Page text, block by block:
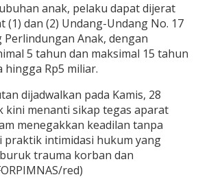
anak, pelaku dapat dijerat
(1) dan (2) Undang-Undang No. 17
Anak, dengan
5 tahun dan maksimal 15 tahun
hingga Rp5 miliar.
dijadwalkan pada Kamis, 28
kini menanti sikap tegas aparat
menegakkan keadilan tanpa
praktik intimidasi hukum yang
trauma korban dan
red)